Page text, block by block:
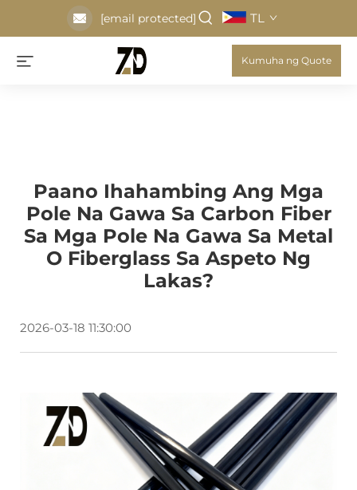
[email protected] TL
Kumuha ng Quote
Paano Ihahambing Ang Mga
Pole Na Gawa Sa Carbon Fiber
Sa Mga Pole Na Gawa Sa Metal
O Fiberglass Sa Aspeto Ng
Lakas?
2026-03-18 11:30:00